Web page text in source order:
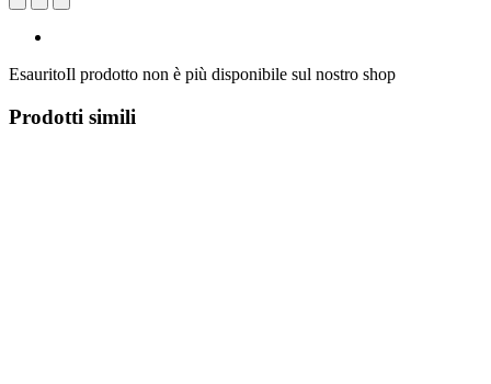
EsauritoIl prodotto non è più disponibile sul nostro shop
Prodotti simili